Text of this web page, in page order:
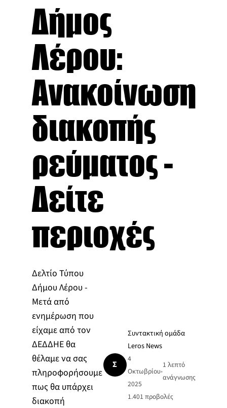
Δήμος
Λέρου:
Ανακοίνωση
διακοπής
ρεύματος -
Δείτε
περιοχές
Δελτίο Τύπου
Δήμου Λέρου -
Μετά από
ενημέρωση που
είχαμε από τον
ΔΕΔΔΗΕ θα
θέλαμε να σας
πληροφορήσουμε
πως θα υπάρχει
διακοπή
Σ
Συντακτική ομάδα
Leros News
4
Οκτωβρίου
2025
•
1 λεπτό
ανάγνωσης
1.401 προβολές